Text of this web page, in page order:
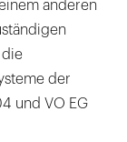
anderen
die
der
und VO EG